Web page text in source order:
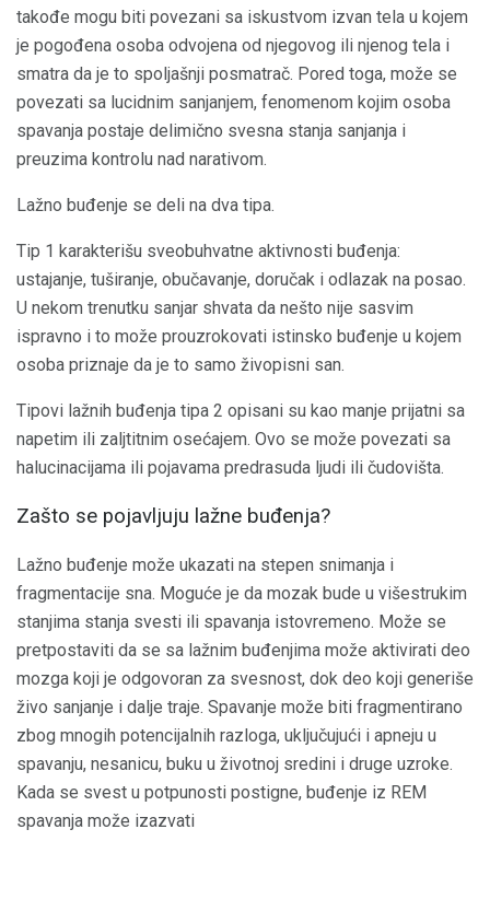
takođe mogu biti povezani sa iskustvom izvan tela u kojem
je pogođena osoba odvojena od njegovog ili njenog tela i
smatra da je to spoljašnji posmatrač. Pored toga, može se
povezati sa lucidnim sanjanjem, fenomenom kojim osoba
spavanja postaje delimično svesna stanja sanjanja i
preuzima kontrolu nad narativom.
Lažno buđenje se deli na dva tipa.
Tip 1 karakterišu sveobuhvatne aktivnosti buđenja:
ustajanje, tuširanje, obučavanje, doručak i odlazak na posao.
U nekom trenutku sanjar shvata da nešto nije sasvim
ispravno i to može prouzrokovati istinsko buđenje u kojem
osoba priznaje da je to samo živopisni san.
Tipovi lažnih buđenja tipa 2 opisani su kao manje prijatni sa
napetim ili zaljtitnim osećajem. Ovo se može povezati sa
halucinacijama ili pojavama predrasuda ljudi ili čudovišta.
Zašto se pojavljuju lažne buđenja?
Lažno buđenje može ukazati na stepen snimanja i
fragmentacije sna. Moguće je da mozak bude u višestrukim
stanjima stanja svesti ili spavanja istovremeno. Može se
pretpostaviti da se sa lažnim buđenjima može aktivirati deo
mozga koji je odgovoran za svesnost, dok deo koji generiše
živo sanjanje i dalje traje. Spavanje može biti fragmentirano
zbog mnogih potencijalnih razloga, uključujući i apneju u
spavanju, nesanicu, buku u životnoj sredini i druge uzroke.
Kada se svest u potpunosti postigne, buđenje iz REM
spavanja može izazvati